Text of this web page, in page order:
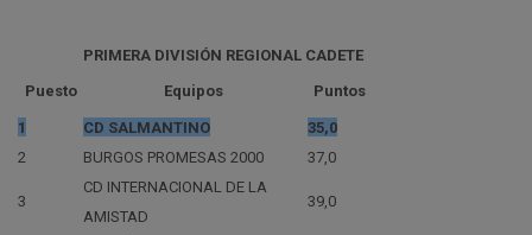
PRIMERA DIVISIÓN REGIONAL CADETE
Puesto
Equipos Puntos
1 CD SALMANTINO
35,0
2
BURGOS PROMESAS 2000 37,0
3
CD INTERNACIONAL DE LA
AMISTAD
39,0